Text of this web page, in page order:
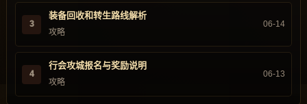
3
装备回收和转生路线解析
攻略
06-14
4
行会攻城报名与奖励说明
攻略
06-13